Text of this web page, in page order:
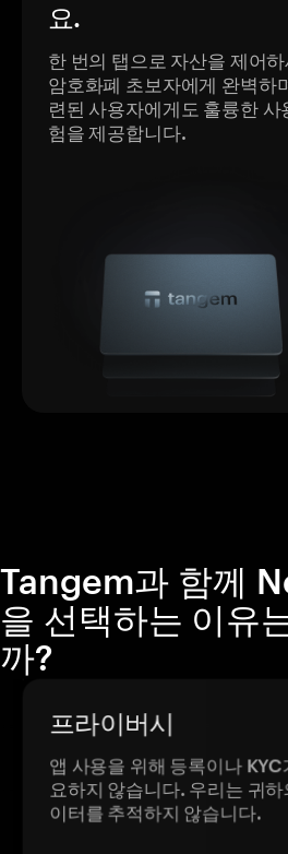
요.
한 번의 탭으로 자산을 제어
암호화폐 초보자에게 완벽하
련된 사용자에게도 훌륭한 사
험을 제공합니다.
Tangem과 함께
을 선택하는 이유
까?
프라이버시
앱 사용을 위해 등록이나 KYC
요하지 않습니다. 우리는 귀하
이터를 추적하지 않습니다.